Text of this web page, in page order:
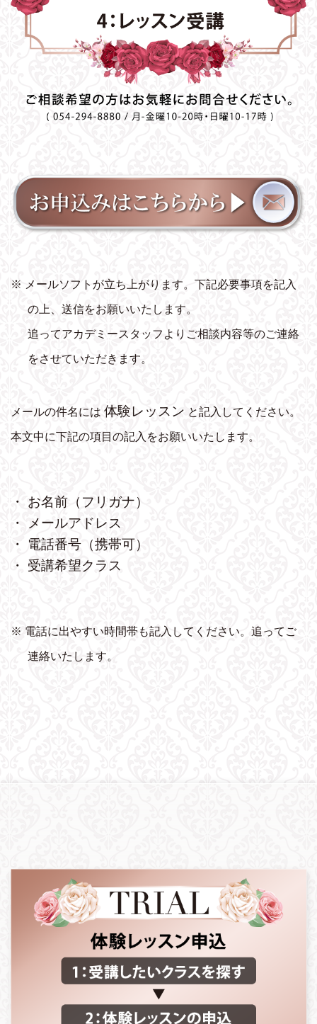
※ メールソフトが立ち上がります。下記必要事項を記入
の上、送信をお願いいたします。
追ってアカデミースタッフよりご相談内容等のご連絡
をさせていただきます。
メールの件名には 体験レッスン と記入してください。
本文中に下記の項目の記入をお願いいたします。
・ お名前（フリガナ）
・ メールアドレス
・ 電話番号（携帯可）
・ 受講希望クラス
※ 電話に出やすい時間帯も記入してください。追ってご
連絡いたします。